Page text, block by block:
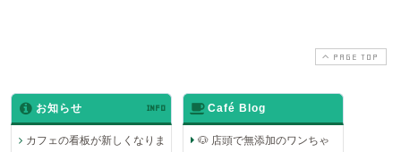
PAGE TOP
お知らせ INFO
カフェの看板が新しくなりま
Café Blog
🐶 店頭で無添加のワンちゃ